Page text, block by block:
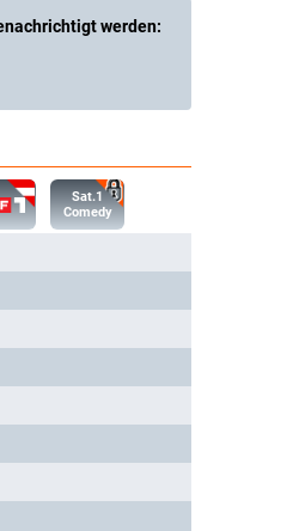
werden:
Sat.1
Comedy